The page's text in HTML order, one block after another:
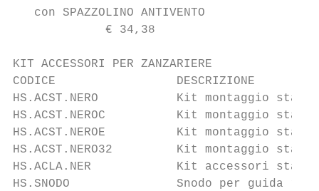
con SPAZZOLINO ANTIVENTO
€ 34,38
KIT ACCESSORI PER ZANZARIERE
CODICE
HS.ACST.NERO           Kit montaggio
HS.ACST.NEROC          Kit montaggio
HS.ACST.NEROE          Kit montaggio
HS.ACST.NERO32         Kit montaggio
HS.ACLA.NER            Kit
HS.SNODO               Snodo per